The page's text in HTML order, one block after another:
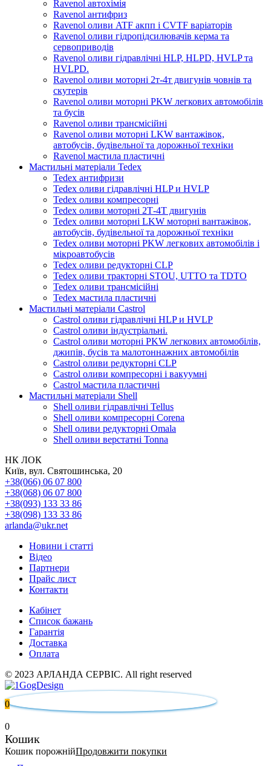
Ravenol автохімія
Ravenol антифриз
Ravenol оливи ATF акпп і CVTF варіаторів
Ravenol оливи гідропідсилювачів керма та
сервоприводів
Ravenol оливи гідравлічні HLP, HLPD, HVLP та
HVLPD.
Ravenol оливи моторні 2т-4т двигунів човнів та
скутерів
Ravenol оливи моторні PKW легкових автомобілів
та бусів
Ravenol оливи трансмісійні
Ravenol оливи моторні LKW вантажівок,
автобусів, будівельної та дорожньої техніки
Ravenol мастила пластичні
Мастильні матеріали Tedex
Tedex антифризи
Tedex оливи гідравлічні HLP и HVLP
Tedex оливи компресорні
Tedex оливи моторні 2Т-4Т двигунів
Tedex оливи моторні LKW моторні вантажівок,
автобусів, будівельної та дорожньої техніки
Tedex оливи моторні PKW легкових автомобілів і
мікроавтобусів
Tedex оливи редукторні CLP
Tedex оливи тракторні STOU, UTTO та TDTO
Tedex оливи трансмісійні
Tedex мастила пластичні
Мастильні матеріали Castrol
Castrol оливи гідравлічні HLP и HVLP
Castrol оливи індустріальні.
Castrol оливи моторні PKW легкових автомобілів,
джипів, бусів та малотоннажних автомобілів
Castrol оливи редукторні CLP
Castrol оливи компресорні і вакуумні
Castrol мастила пластичні
Мастильні матеріали Shell
Shell оливи гідравлічні Tellus
Shell оливи компресорні Corena
Shell оливи редукторні Omala
Shell оливи верстатні Tonna
НК ЛОК
Київ, вул. Святошинська, 20
+38(066) 06 07 800
+38(068) 06 07 800
+38(093) 133 33 86
+38(098) 133 33 86
arlanda@ukr.net
Новини і статті
Відео
Партнери
Прайс лист
Контакти
Кабінет
Список бажань
Гарантія
Доставка
Оплата
© 2023 АРЛАНДА СЕРВІС. All right reserved
0
0
Кошик
Кошик порожнійПродовжити покупки